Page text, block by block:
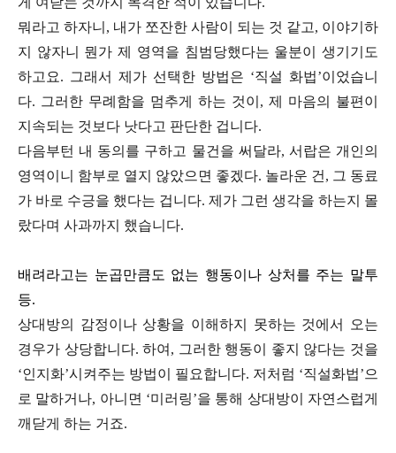
뭐라고 하자니, 내가 쪼잔한 사람이 되는 것 같고, 이야기하
지 않자니 뭔가 제 영역을 침범당했다는 울분이 생기기도
하고요. 그래서 제가 선택한 방법은 ‘직설 화법’이었습니
다. 그러한 무례함을 멈추게 하는 것이, 제 마음의 불편이
지속되는 것보다 낫다고 판단한 겁니다.
다음부턴 내 동의를 구하고 물건을 써달라, 서랍은 개인의
영역이니 함부로 열지 않았으면 좋겠다. 놀라운 건, 그 동료
가 바로 수긍을 했다는 겁니다. 제가 그런 생각을 하는지 몰
랐다며 사과까지 했습니다.
배려라고는 눈곱만큼도 없는 행동이나 상처를 주는 말투
등.
상대방의 감정이나 상황을 이해하지 못하는 것에서 오는
경우가 상당합니다. 하여, 그러한 행동이 좋지 않다는 것을
‘인지화’시켜주는 방법이 필요합니다. 저처럼 ‘직설화법’으
로 말하거나, 아니면 ‘미러링’을 통해 상대방이 자연스럽게
깨닫게 하는 거죠.